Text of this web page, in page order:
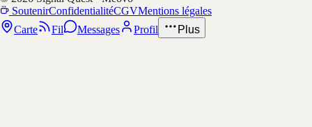
SoutenirConfidentialitéCGVMentions légales
Carte
Fil Messages Profil Plus